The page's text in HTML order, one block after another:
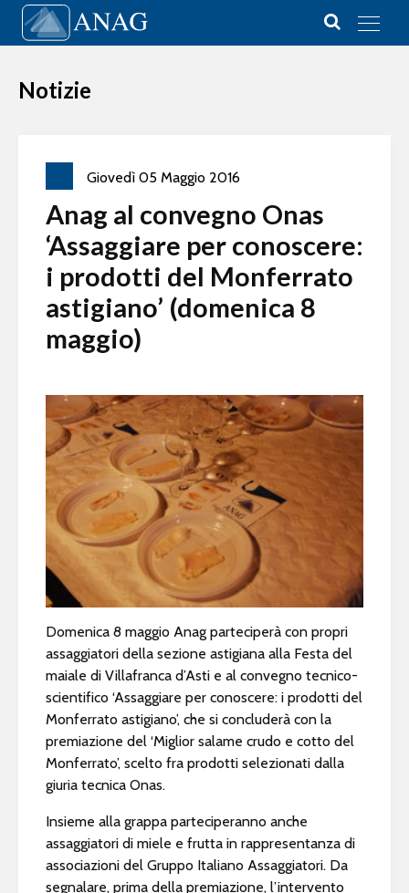
Vai al contenuto
Main Navigation
Notizie
Giovedì 05 Maggio 2016
Anag al convegno Onas
‘Assaggiare per conoscere:
i prodotti del Monferrato
astigiano’ (domenica 8
maggio)
Domenica 8 maggio Anag parteciperà con propri
assaggiatori della sezione astigiana alla Festa del
maiale di Villafranca d’Asti e al convegno tecnico-
scientifico ‘Assaggiare per conoscere: i prodotti del
Monferrato astigiano’, che si concluderà con la
premiazione del ‘Miglior salame crudo e cotto del
Monferrato’, scelto fra prodotti selezionati dalla
giuria tecnica Onas.
Insieme alla grappa parteciperanno anche
assaggiatori di miele e frutta in rappresentanza di
associazioni del Gruppo Italiano Assaggiatori. Da
segnalare, prima della premiazione, l’intervento